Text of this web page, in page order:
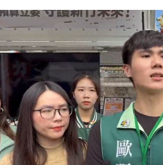
大貨車疲駕又吸毒
白海豚雨彈炸台釀